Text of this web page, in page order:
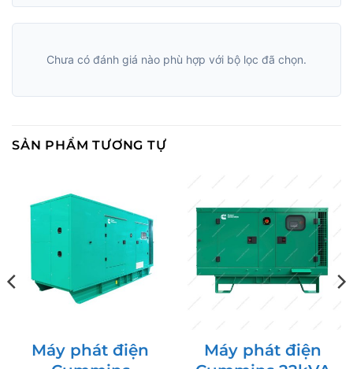
Chưa có đánh giá nào phù hợp với bộ lọc đã chọn.
SẢN PHẨM TƯƠNG TỰ
Máy phát điện
Máy phát điện